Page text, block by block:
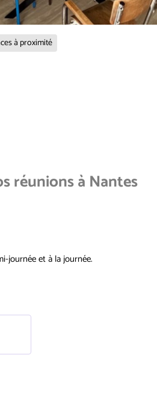
à proximité
réunions à Nantes
journée et à la journée.